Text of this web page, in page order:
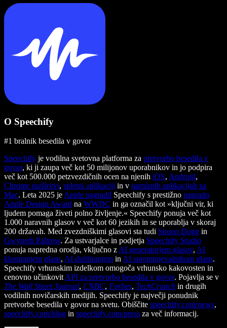
O Speechify
#1 bralnik besedila v govor
Speechify je vodilna svetovna platforma za pretvorbo besedila v
govor, ki ji zaupa več kot 50 milijonov uporabnikov in jo podpira
več kot 500.000 petzvezdičnih ocen na njenih iOS, Android,
Chrome razširitvi, spletni aplikaciji in v namiznih aplikacijah za
Mac. Leta 2025 jeApple nagradil Speechify s prestižno nagrado
Apple Design Award na WWDC in ga označil kot »ključni vir, ki
ljudem pomaga živeti polno življenje.« Speechify ponuja več kot
1.000 naravnih glasov v več kot 60 jezikih in se uporablja v skoraj
200 državah. Med zvezdniškimi glasovi sta tudi Snoop Dogg in
Gwyneth Paltrow. Za ustvarjalce in podjetja Speechify Studio
ponuja napredna orodja, vključno zAI generatorjem glasov, AI
kloniranjem glasu, AI dubliranjem inAI spreminjevalnikom glasu.
Speechify vrhunskim izdelkom omogoča vrhunsko kakovosten in
cenovno učinkovitAPI za pretvorbo besedila v govor. Pojavlja se v
The Wall Street Journal, CNBC, Forbes, TechCrunch in drugih
vodilnih novičarskih medijih. Speechify je največji ponudnik
pretvorbe besedila v govor na svetu. Obiščite speechify.com/news,
speechify.com/blog in speechify.com/press za več informacij.